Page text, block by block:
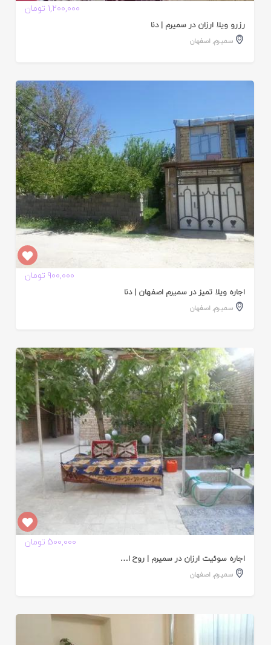
1,200,000 تومان
رزرو ویلا ارزان در سمیرم | دنا
سمیرم, اصفهان
900,000 تومان
اجاره ویلا تمیز در سمیرم اصفهان | دنا
سمیرم, اصفهان
500,000 تومان
اجاره سوئیت ارزان در سمیرم | روح ا…
سمیرم, اصفهان